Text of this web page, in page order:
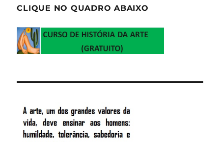
CLIQUE NO QUADRO ABAIXO